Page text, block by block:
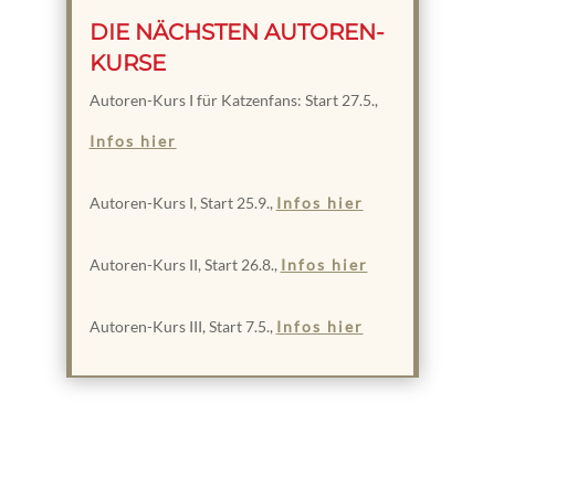
DIE NÄCHSTEN AUTOREN-
KURSE
Autoren-Kurs I für Katzenfans: Start 27.5.,
Infos hier
Autoren-Kurs I, Start 25.9., Infos hier
Autoren-Kurs II, Start 26.8., Infos hier
Autoren-Kurs III, Start 7.5., Infos hier